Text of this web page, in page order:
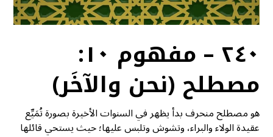
٢٤٠ – مفهوم ١٠:
مصطلح (نحن والآخَر)
هو مصطلح منحرف بدأ يظهر في السنوات الأخيرة بصورة تُمَيِّع
عقيدة الولاء والبراء، وتشوش وتلبس عليها؛ حيث يستحي قائلها